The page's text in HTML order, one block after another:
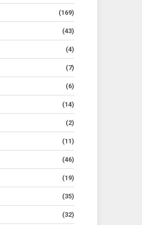
(169)
(43)
(4)
(7)
(6)
(14)
(2)
(11)
(46)
(19)
(35)
(32)